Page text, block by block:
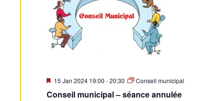
Mis
avant
15 Jan 2024 19:00 -20:30 Conseil municipal
Conseil municipal – séance annulée